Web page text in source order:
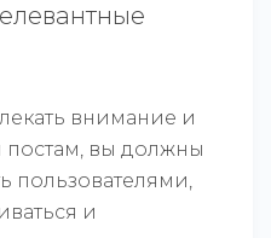
внимание и
вы должны
пользователями,
и